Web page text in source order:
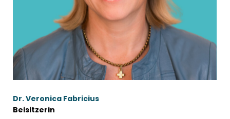
Dr. Veronica Fabricius
Beisitzerin